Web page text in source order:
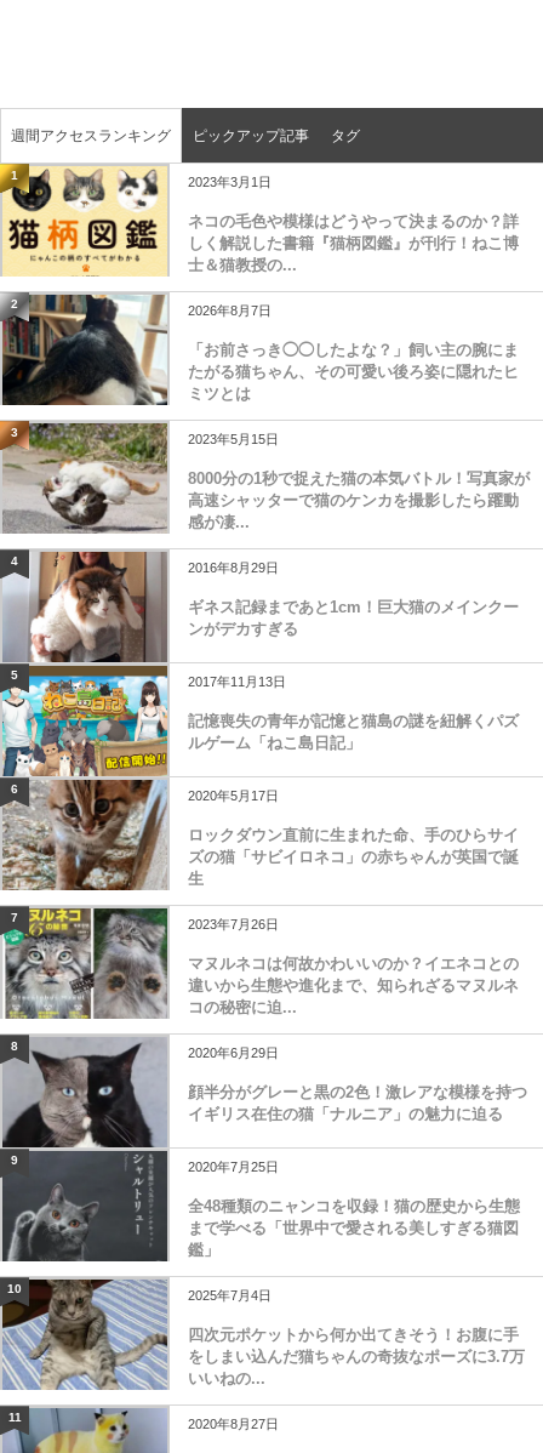
週間アクセスランキング ピックアップ記事 タグ
1 2023年3月1日
ネコの毛色や模様はどうやって決まるのか？詳
しく解説した書籍『猫柄図鑑』が刊行！ねこ博
士＆猫教授の...
2 2026年8月7日
「お前さっき◯◯したよな？」飼い主の腕にま
たがる猫ちゃん、その可愛い後ろ姿に隠れたヒ
ミツとは
3 2023年5月15日
8000分の1秒で捉えた猫の本気バトル！写真家が
高速シャッターで猫のケンカを撮影したら躍動
感が凄...
4 2016年8月29日
ギネス記録まであと1cm！巨大猫のメインクー
ンがデカすぎる
5 2017年11月13日
記憶喪失の青年が記憶と猫島の謎を紐解くパズ
ルゲーム「ねこ島日記」
6 2020年5月17日
ロックダウン直前に生まれた命、手のひらサイ
ズの猫「サビイロネコ」の赤ちゃんが英国で誕
生
7 2023年7月26日
マヌルネコは何故かわいいのか？イエネコとの
違いから生態や進化まで、知られざるマヌルネ
コの秘密に迫...
8 2020年6月29日
顔半分がグレーと黒の2色！激レアな模様を持つ
イギリス在住の猫「ナルニア」の魅力に迫る
9 2020年7月25日
全48種類のニャンコを収録！猫の歴史から生態
まで学べる「世界中で愛される美しすぎる猫図
鑑」
10 2025年7月4日
四次元ポケットから何か出てきそう！お腹に手
をしまい込んだ猫ちゃんの奇抜なポーズに3.7万
いいねの...
11 2020年8月27日